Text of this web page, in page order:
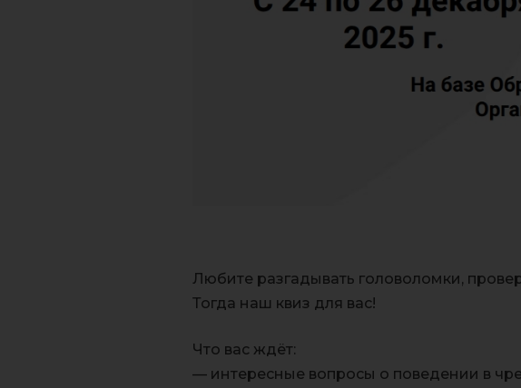
Любите разгадывать головоломки,
Тогда наш квиз для вас!
Что вас ждёт:
— интересные вопросы о поведении в